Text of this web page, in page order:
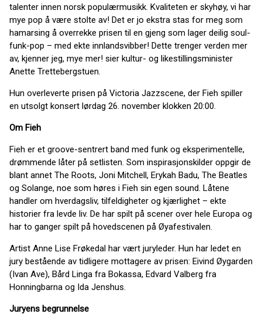
talenter innen norsk populærmusikk. Kvaliteten er skyhøy, vi har
mye pop å være stolte av! Det er jo ekstra stas for meg som
hamarsing å overrekke prisen til en gjeng som lager deilig soul-
funk-pop – med ekte innlandsvibber! Dette trenger verden mer
av, kjenner jeg, mye mer! sier kultur- og likestillingsminister
Anette Trettebergstuen.
Hun overleverte prisen på Victoria Jazzscene, der Fieh spiller
en utsolgt konsert lørdag 26. november klokken 20:00.
Om Fieh
Fieh er et groove-sentrert band med funk og eksperimentelle,
drømmende låter på setlisten. Som inspirasjonskilder oppgir de
blant annet The Roots, Joni Mitchell, Erykah Badu, The Beatles
og Solange, noe som høres i Fieh sin egen sound. Låtene
handler om hverdagsliv, tilfeldigheter og kjærlighet – ekte
historier fra levde liv. De har spilt på scener over hele Europa og
har to ganger spilt på hovedscenen på Øyafestivalen.
Artist Anne Lise Frøkedal har vært juryleder. Hun har ledet en
jury bestående av tidligere mottagere av prisen: Eivind Øygarden
(Ivan Ave), Bård Linga fra Bokassa, Edvard Valberg fra
Honningbarna og Ida Jenshus.
Juryens begrunnelse